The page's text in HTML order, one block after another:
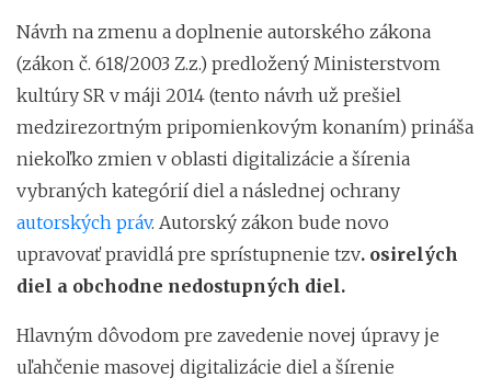
Návrh na zmenu a doplnenie autorského zákona
(zákon č. 618/2003 Z.z.) predložený Ministerstvom
kultúry SR v máji 2014 (tento návrh už prešiel
medzirezortným pripomienkovým konaním) prináša
niekoľko zmien v oblasti digitalizácie a šírenia
vybraných kategórií diel a následnej ochrany
autorských práv. Autorský zákon bude novo
upravovať pravidlá pre sprístupnenie tzv. osirelých
diel a obchodne nedostupných diel.
Hlavným dôvodom pre zavedenie novej úpravy je
uľahčenie masovej digitalizácie diel a šírenie